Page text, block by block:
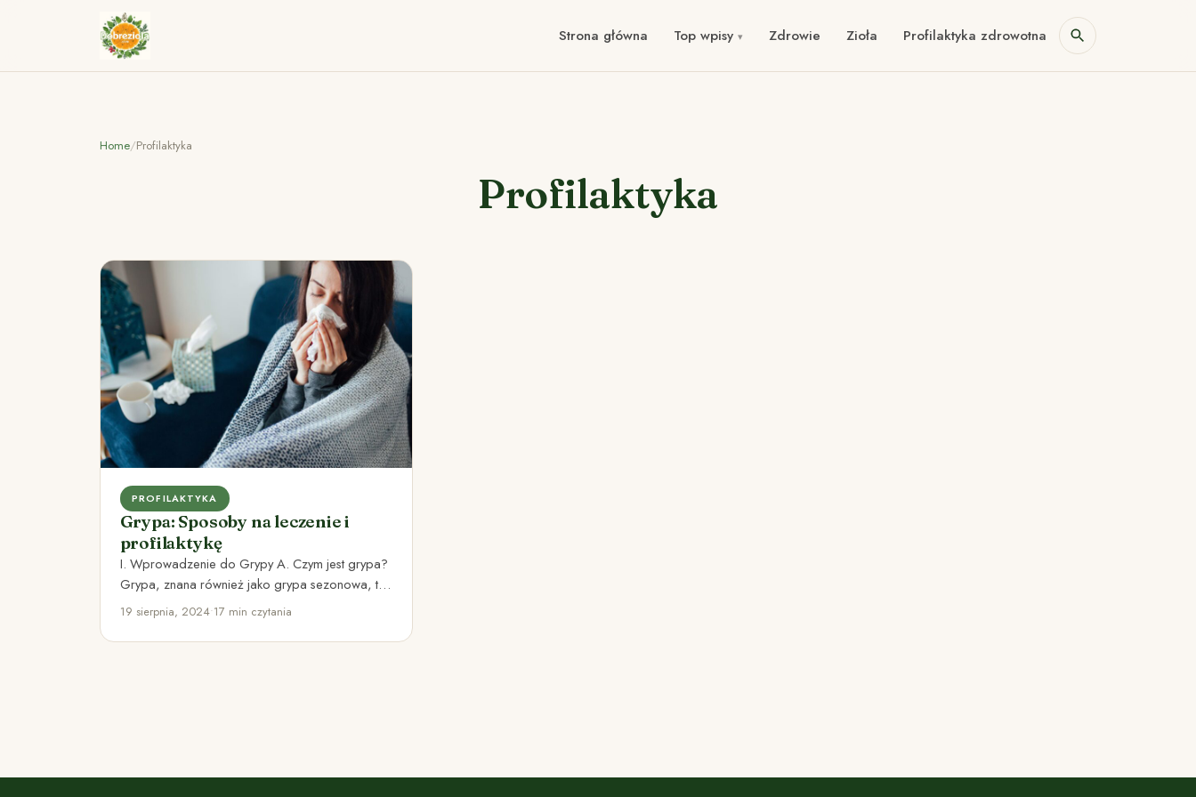
Strona główna Top wpisy Zdrowie Zioła Profilaktyka zdrowotna
Home/Profilaktyka
Profilaktyka
PROFILAKTYKA
Grypa: Sposoby na leczenie i
profilaktykę
I. Wprowadzenie do Grypy A. Czym jest grypa?
Grypa, znana również jako grypa sezonowa, to
wirusowa choroba zakaźna,…
19 sierpnia, 2024•17 min czytania